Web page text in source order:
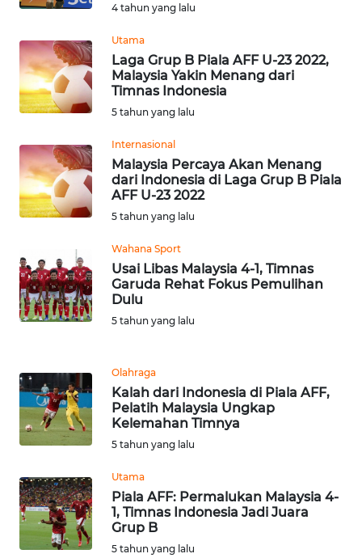
4 tahun yang lalu
Utama
Laga Grup B Piala AFF U-23 2022,
Malaysia Yakin Menang dari
Timnas Indonesia
5 tahun yang lalu
Internasional
Malaysia Percaya Akan Menang
dari Indonesia di Laga Grup B Piala
AFF U-23 2022
5 tahun yang lalu
Wahana Sport
Usai Libas Malaysia 4-1, Timnas
Garuda Rehat Fokus Pemulihan
Dulu
5 tahun yang lalu
Olahraga
Kalah dari Indonesia di Piala AFF,
Pelatih Malaysia Ungkap
Kelemahan Timnya
5 tahun yang lalu
Utama
Piala AFF: Permalukan Malaysia 4-
1, Timnas Indonesia Jadi Juara
Grup B
5 tahun yang lalu
NTT
WN
KEPRI
WN
WN
PAPUA
BARAT
RIAU
WN
SERAMBI
JAMBI
WN
SULTRA
WN
NTB
WN